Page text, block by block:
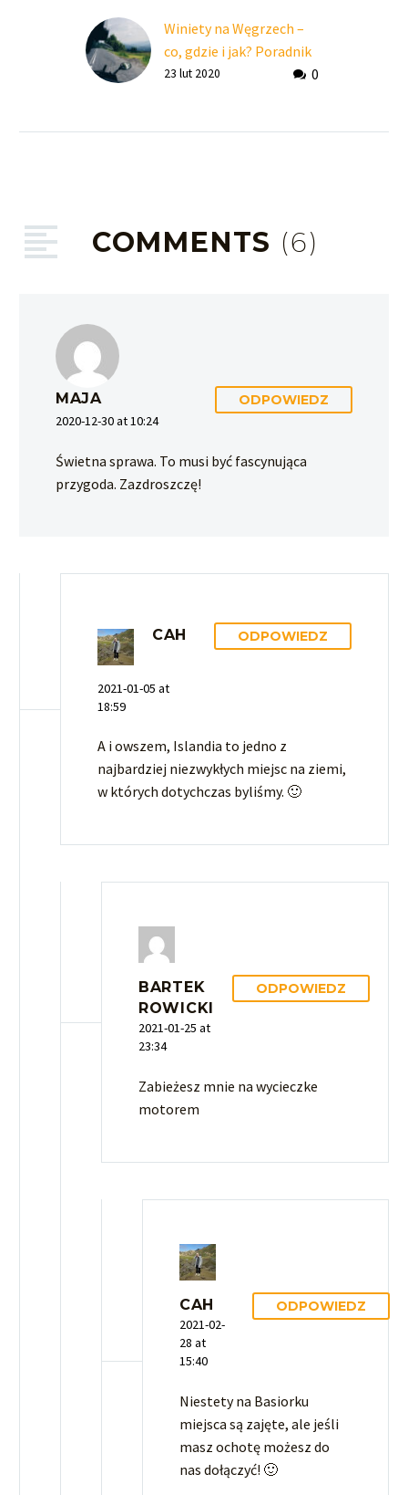
Winiety na Węgrzech –
co, gdzie i jak? Poradnik
aktualny na 2023
0
23 lut 2020
COMMENTS (6)
MAJA
2020-12-30 at 10:24
ODPOWIEDZ
Świetna sprawa. To musi być fascynująca
przygoda. Zazdroszczę!
CAH
2021-01-05 at
18:59
ODPOWIEDZ
A i owszem, Islandia to jedno z
najbardziej niezwykłych miejsc na ziemi,
w których dotychczas byliśmy. 🙂
BARTEK
ROWICKI
2021-01-25 at
23:34
ODPOWIEDZ
Zabieżesz mnie na wycieczke
motorem
CAH
2021-02-
28 at
15:40
ODPOWIEDZ
Niestety na Basiorku
miejsca są zajęte, ale jeśli
masz ochotę możesz do
nas dołączyć! 🙂